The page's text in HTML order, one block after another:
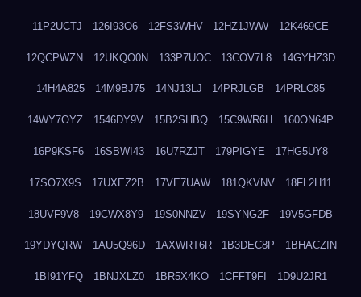
11P2UCTJ 126I93O6 12FS3WHV 12HZ1JWW 12K469CE
12QCPWZN 12UKQO0N 133P7UOC 13COV7L8 14GYHZ3D
14H4A825 14M9BJ75 14NJ13LJ 14PRJLGB 14PRLC85
14WY7OYZ 1546DY9V 15B2SHBQ 15C9WR6H 160ON64P
16P9KSF6 16SBWI43 16U7RZJT 179PIGYE 17HG5UY8
17SO7X9S 17UXEZ2B 17VE7UAW 181QKVNV 18FL2H11
18UVF9V8 19CWX8Y9 19S0NNZV 19SYNG2F 19V5GFDB
19YDYQRW 1AU5Q96D 1AXWRT6R 1B3DEC8P 1BHACZIN
1BI91YFQ 1BNJXLZ0 1BR5X4KO 1CFFT9FI 1D9U2JR1